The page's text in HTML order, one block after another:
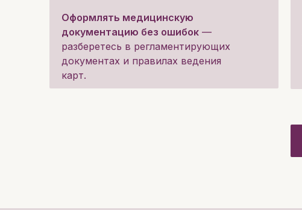
Оформлять медицинскую
документацию без ошибок —
разберетесь в регламентирующих
документах и правилах ведения
карт.